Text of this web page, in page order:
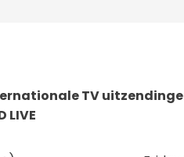
TV
LIVE